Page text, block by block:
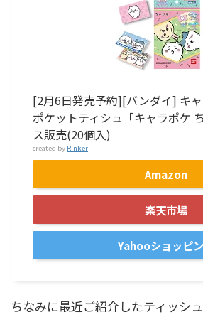
[2月6日発売予約][バンダイ] キ
ポケットティシュ「キャラポケ
ス販売(20個入)
created by Rinker
Amazon
楽天市場
Yahooショッピ
ちなみに最近ご紹介したティッシ